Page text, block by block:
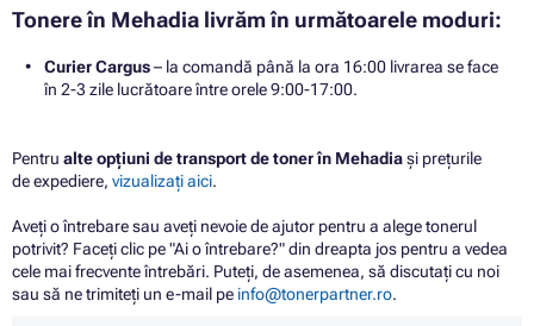
Tonere în Mehadia livrăm în următoarele moduri:
Curier Cargus– la comandă până la ora 16:00 livrarea se face
în 2-3 zile lucrătoare între orele 9:00-17:00.
Pentru alte opțiuni de transport de toner în Mehadiași prețurile
de expediere, vizualizați aici.
Aveți o întrebare sau aveți nevoie de ajutor pentru a alege tonerul
potrivit? Faceți clic pe "Ai o întrebare?" din dreapta jos pentru a vedea
cele mai frecvente întrebări. Puteți, de asemenea, să discutați cu noi
sau să ne trimiteți un e-mail pe info@tonerpartner.ro.